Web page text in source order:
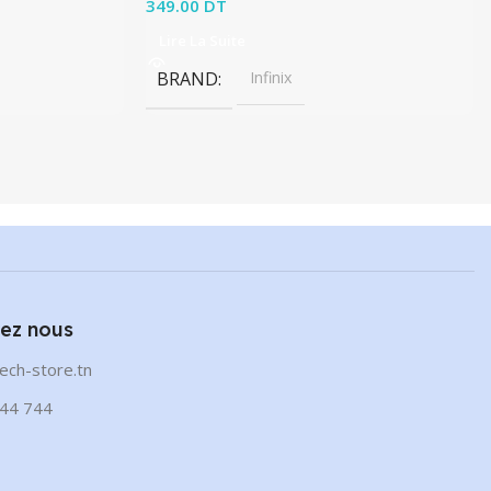
349.00 DT
BRAND Infinix
nous
store.tn
744